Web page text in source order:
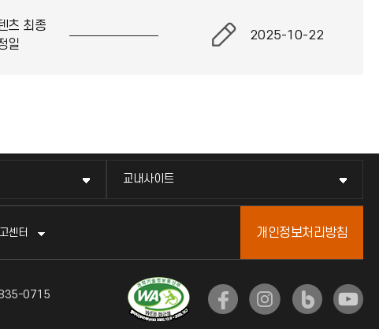
츠 최종
일
2025-10-22
교내사이트
센터 개인정보처리방침
835-0715